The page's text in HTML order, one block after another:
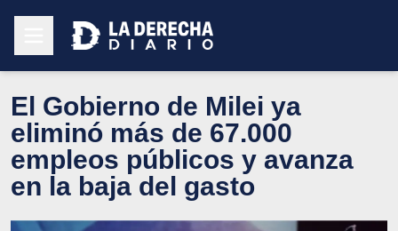
El Gobierno de Milei ya
eliminó más de 67.000
empleos públicos y avanza
en la baja del gasto